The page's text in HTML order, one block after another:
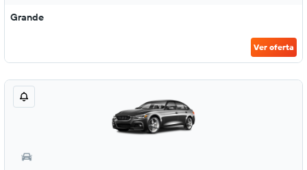
Grande
Ver oferta